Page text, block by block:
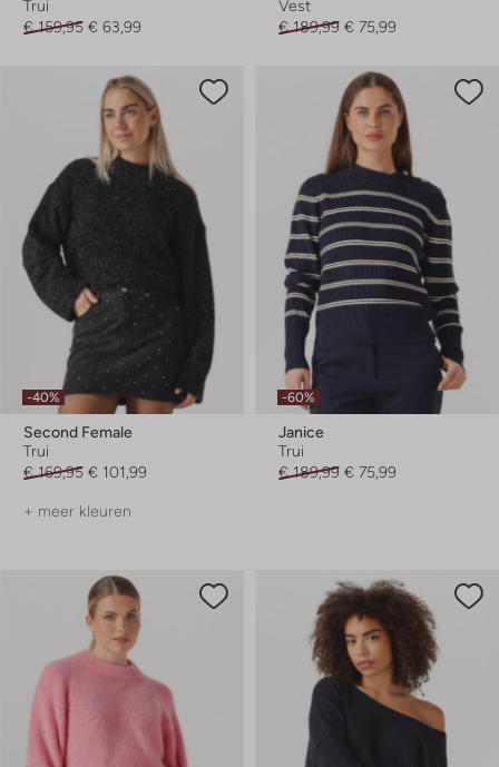
Trui
€ 159,95 € 63,99
Vest
€ 189,99 € 75,99
-40%
Second Female
Trui
€ 169,95 € 101,99
+ meer kleuren
-60%
Janice
Trui
€ 189,99 € 75,99